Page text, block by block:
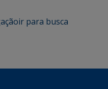
ir para busca